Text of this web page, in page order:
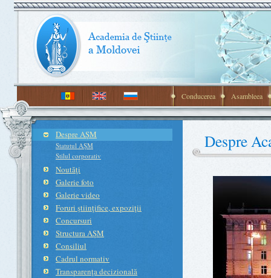
Conducerea Asambleea
Despre AŞM
Statutul AŞM
Stilul corporativ
Noutăţi
Galerie foto
Galerie video
Foruri ştiinţifice, expoziţii
Concursuri
Structura AŞM
Consiliul
Cadrul normativ
Transparenţa decizională
Despre